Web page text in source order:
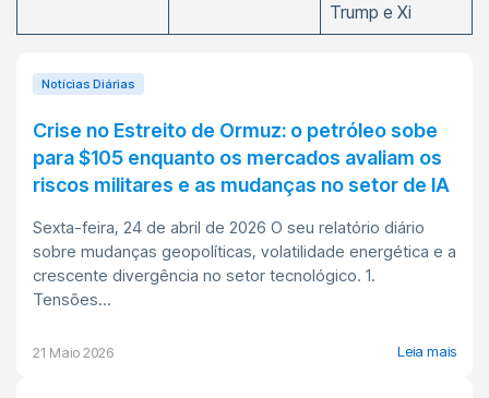
Trump e Xi
Notícias Diárias
Crise no Estreito de Ormuz: o petróleo sobe
para $105 enquanto os mercados avaliam os
riscos militares e as mudanças no setor de IA
Sexta-feira, 24 de abril de 2026 O seu relatório diário
sobre mudanças geopolíticas, volatilidade energética e a
crescente divergência no setor tecnológico. 1.
Tensões...
21 Maio 2026 Leia mais